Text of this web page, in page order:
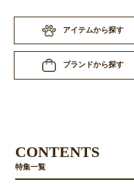
アイテムから探す
ブランドから探す
CONTENTS
特集一覧